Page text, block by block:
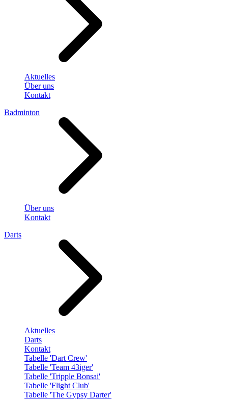
Aktuelles
Über uns
Kontakt
Badminton
Über uns
Kontakt
Darts
Aktuelles
Darts
Kontakt
Tabelle 'Dart Crew'
Tabelle 'Team 43iger'
Tabelle 'Tripple Bonsai'
Tabelle 'Flight Club'
Tabelle 'The Gypsy Darter'